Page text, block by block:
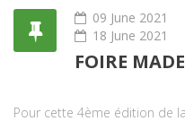
09 June 2021
18 June 2021
FOIRE
Pour cette 4ème édition de